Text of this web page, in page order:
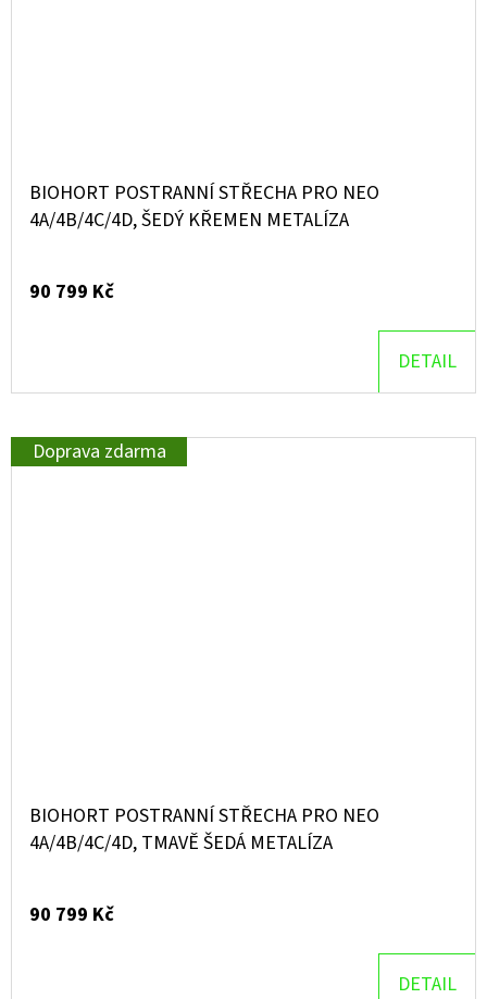
BIOHORT POSTRANNÍ STŘECHA PRO NEO
4A/4B/4C/4D, ŠEDÝ KŘEMEN METALÍZA
90 799 Kč
DETAIL
Doprava zdarma
BIOHORT POSTRANNÍ STŘECHA PRO NEO
4A/4B/4C/4D, TMAVĚ ŠEDÁ METALÍZA
90 799 Kč
DETAIL